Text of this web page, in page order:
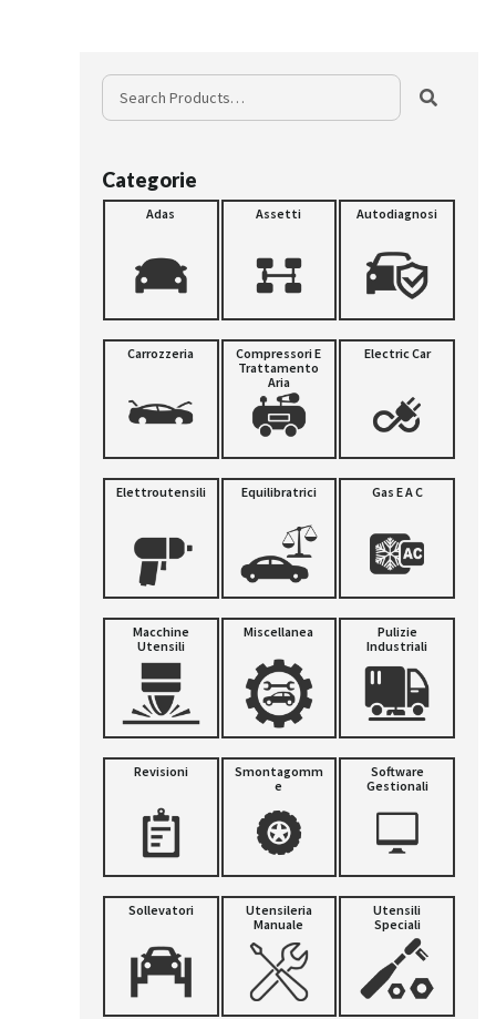
Categorie
Adas Assetti Autodiagnosi
Carrozzeria
Compressori E
Trattamento
Aria
Electric Car
Elettroutensili Equilibratrici Gas E A C
Macchine
Utensili
Miscellanea
Pulizie
Industriali
Revisioni
Smontagomm
E
Software
Gestionali
Sollevatori
Utensileria
Manuale
Utensili
Speciali